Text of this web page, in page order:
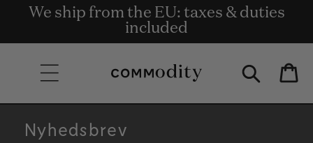
Skip to content
Gratis levering på ordrer på 135 € og
derover.
We ship from the EU: taxes & duties
included
Get rewards for shopping with
Commodity.Circle
Bag
Nyhedsbrev